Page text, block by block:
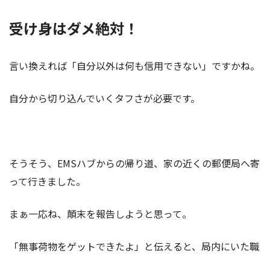
受け身はダメ絶対！
言い換えれば「自分以外は何も信用できない」ですかね。
自分から切り込んでいくタフさが必要です。
そうそう、EMSハブからの帰り道、家の近くの郵便局へ寄
って行きました。
まぁ一応ね、顛末を報告しようと思って。
「無事荷物をゲットできたよ」と伝えると、局内にいた職